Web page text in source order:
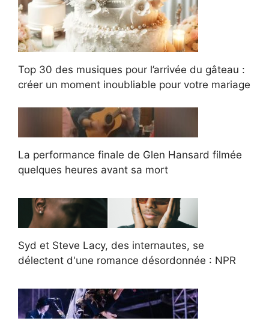
Top 30 des musiques pour l’arrivée du gâteau :
créer un moment inoubliable pour votre mariage
La performance finale de Glen Hansard filmée
quelques heures avant sa mort
Syd et Steve Lacy, des internautes, se
délectent d'une romance désordonnée : NPR